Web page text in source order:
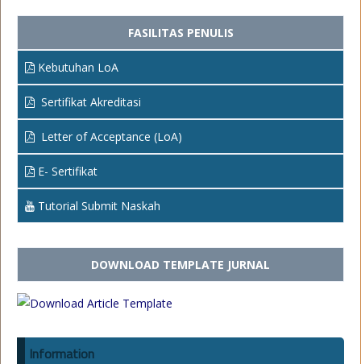
FASILITAS PENULIS
Kebutuhan LoA
Sertifikat Akreditasi
Letter of Acceptance (LoA)
E- Sertifikat
Tutorial Submit Naskah
DOWNLOAD TEMPLATE JURNAL
Information